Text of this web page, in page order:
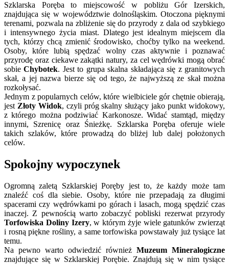
Szklarska Poręba to miejscowość w pobliżu Gór Izerskich,
znajdująca się w województwie dolnośląskim. Otoczona pięknymi
terenami, pozwala na zbliżenie się do przyrody z dala od szybkiego
i intensywnego życia miast. Dlatego jest idealnym miejscem dla
tych, którzy chcą zmienić środowisko, choćby tylko na weekend.
Osoby, które lubią spędzać wolny czas aktywnie i poznawać
przyrodę oraz ciekawe zakątki natury, za cel wędrówki mogą obrać
sobieChybotek. Jest to grupa skalna składająca się z granitowych
skał, a jej nazwa bierze się od tego, że najwyższą ze skał można
rozkołysać.
Jednym z popularnych celów, które wielbiciele gór chętnie obierają,
jest Złoty Widok, czyli próg skalny służący jako punkt widokowy,
z którego można podziwiać Karkonosze. Widać stamtąd, między
innymi, Szrenicę oraz Śnieżkę. Szklarska Poręba oferuje wiele
takich szlaków, które prowadzą do bliżej lub dalej położonych
celów.
Spokojny wypoczynek
Ogromną zaletą Szklarskiej Poręby jest to, że każdy może tam
znaleźć coś dla siebie. Osoby, które nie przepadają za długimi
spacerami czy wędrówkami po górach i lasach, mogą spędzić czas
inaczej. Z pewnością warto zobaczyć pobliski rezerwat przyrody
Torfowiska Doliny Izery, w którym żyje wiele gatunków zwierząt
i rosną piękne rośliny, a same torfowiska powstawały już tysiące lat
temu.
Na pewno warto odwiedzić również Muzeum Mineralogiczne
znajdujące się w Szklarskiej Porębie. Znajdują się w nim tysiące